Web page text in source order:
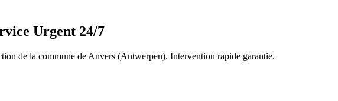
Urgent 24/7
de la commune de Anvers (Antwerpen). Intervention rapide garantie.